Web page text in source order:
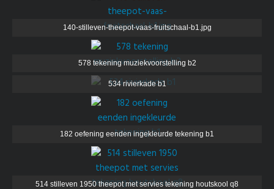
140-stilleven-theepot-vaas-fruitschaal-b1.jpg
578 tekening muziekvoorstelling b2
534 rivierkade b1
182 oefening eenden ingekleurde tekening b1
514 stilleven 1950 theepot met servies tekening houtskool q8